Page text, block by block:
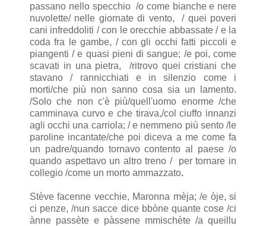
passano nello specchio /o come bianche e nere
nuvolette/ nelle giornate di vento, / quei poveri
cani infreddoliti / con le orecchie abbassate / e la
coda fra le gambe, / con gli occhi fatti piccoli e
piangenti / e quasi pieni di sangue; /e poi, come
scavati in una pietra, /ritrovo quei cristiani che
stavano / rannicchiati e in silenzio come i
morti/che più non sanno cosa sia un lamento.
/Solo che non c'è più/quell'uomo enorme /che
camminava curvo e che tirava,/col ciuffo innanzi
agli occhi una carriola; / e nemmeno più sento /le
paroline incantate/che poi diceva a me come fa
un padre/quando tornavo contento al paese /o
quando aspettavo un altro treno / per tornare in
collegio /come un morto ammazzato.
Stève facenne vecchie, Maronna mèja; /e òje, si
ci penze, /nun sacce dice bbòne quante cose /ci
ànne passète e pàssene mmischète /a queillu